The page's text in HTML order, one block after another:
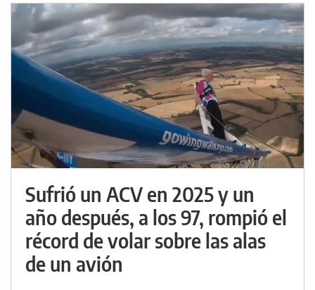
Sufrió un ACV en 2025 y un
año después, a los 97, rompió el
récord de volar sobre las alas
de un avión